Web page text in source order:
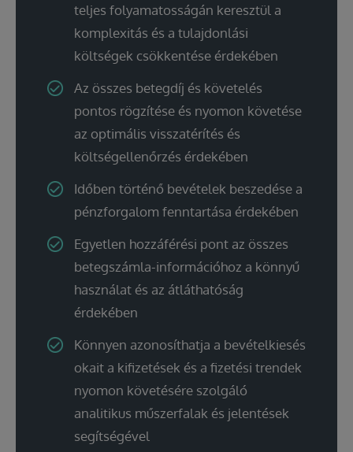
teljes folyamatosságán keresztül a
komplexitás és a tulajdonlási
költségek csökkentése érdekében
Az összes betegdíj és követelés
pontos rögzítése és nyomon követése
az optimális visszatérítés és
költségellenőrzés érdekében
Időben történő bevételek beszedése a
pénzforgalom fenntartása érdekében
Egyetlen hozzáférési pont az összes
betegszámla-információhoz a könnyű
használat és az átláthatóság
érdekében
Könnyen azonosíthatja a bevételkiesés
okait a kifizetések és a fizetési trendek
nyomon követésére szolgáló
analitikus műszerfalak és jelentések
segítségével